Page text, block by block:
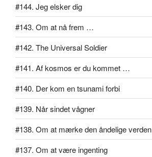
#144. Jeg elsker dig
#143. Om at nå frem …
#142. The Universal Soldier
#141. Af kosmos er du kommet …
#140. Der kom en tsunami forbi
#139. Når sindet vågner
#138. Om at mærke den åndelige verden
#137. Om at være ingenting